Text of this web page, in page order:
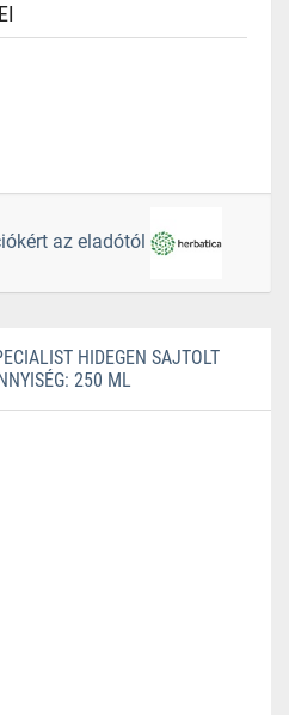
az eladótól
HIDEGEN SAJTOLT
250 ML